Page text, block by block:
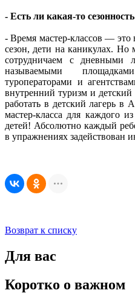
- Есть ли какая-то
- Время мастер-классов —
сезон, дети на каникулах.
сотрудничаем с
называемыми
туроператорами и
внутренний туризм и
работать в детский лагерь в
мастер-класса для каждого
детей! Абсолютно каждый
в упражнениях задействован
Возврат к списку
Для вас
Коротко о важном